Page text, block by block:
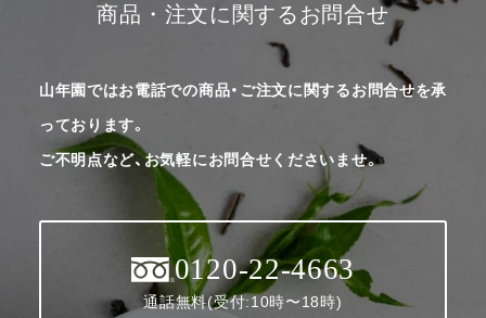
商品・注文に関するお問合せ
山年園ではお電話での商品・ご注文に関するお問合せを承
っております。
ご不明点など、お気軽にお問合せくださいませ。
0120-22-4663
通話無料(受付:10時〜18時)